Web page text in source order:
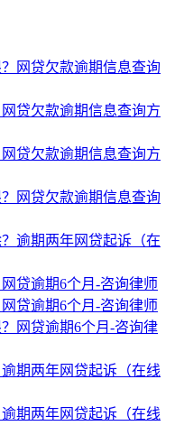
网贷欠款逾期信息查询
贷欠款逾期信息查询方
贷欠款逾期信息查询方
网贷欠款逾期信息查询
逾期两年网贷起诉（在
贷逾期6个月-咨询律师
贷逾期6个月-咨询律师
网贷逾期6个月-咨询律
期两年网贷起诉（在线
期两年网贷起诉（在线